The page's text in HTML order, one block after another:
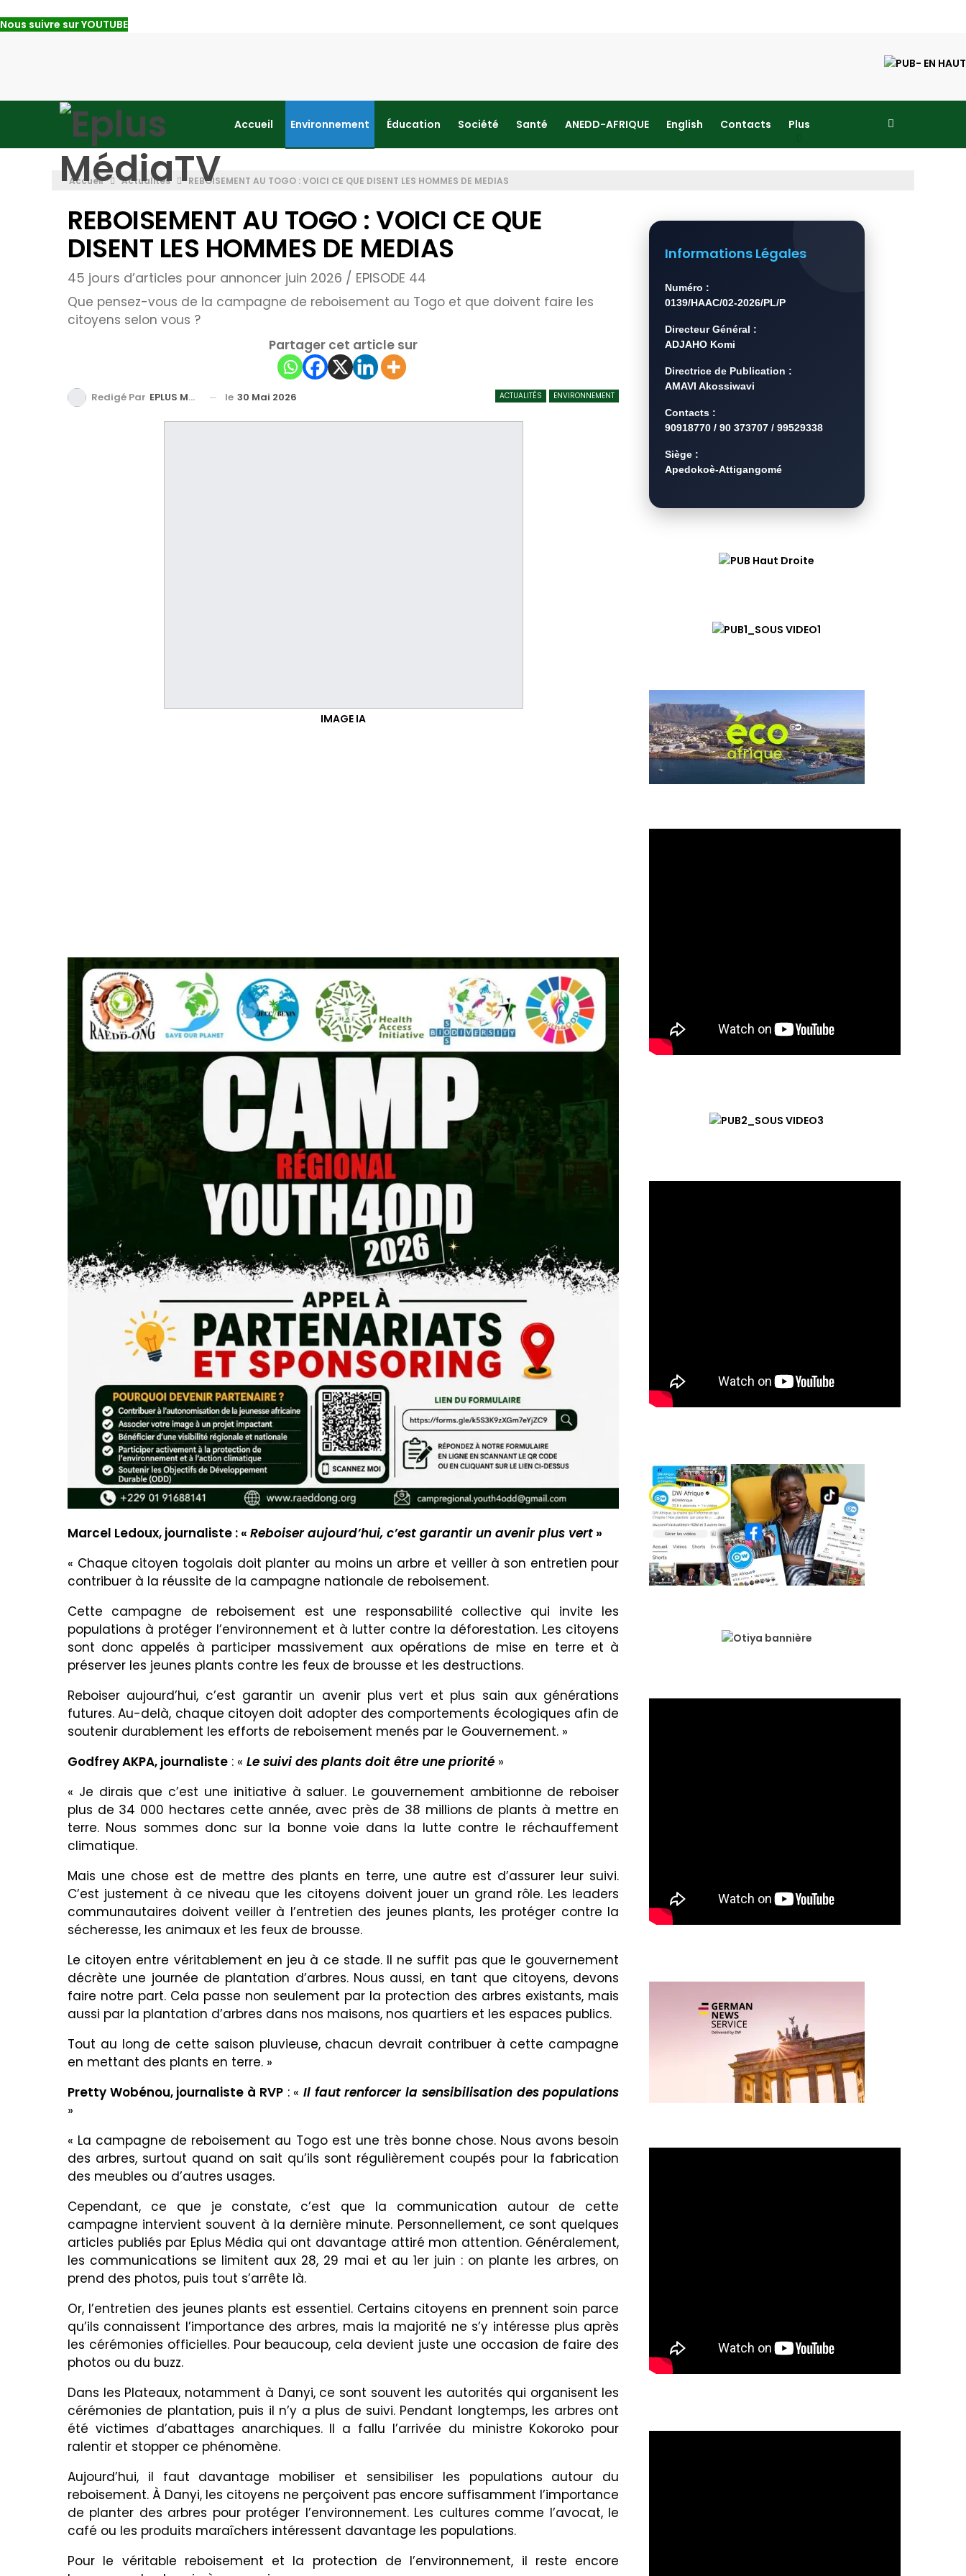
Nous suivre sur YOUTUBE
Accueil Environnement Éducation Société Santé ANEDD-AFRIQUE English Contacts Plus
Accueil Actualités REBOISEMENT AU TOGO : VOICI CE QUE DISENT LES HOMMES DE MEDIAS
REBOISEMENT AU TOGO : VOICI CE QUE
DISENT LES HOMMES DE MEDIAS
45 jours d’articles pour annoncer juin 2026 / EPISODE 44
Que pensez-vous de la campagne de reboisement au Togo et que doivent faire les
citoyens selon vous ?
Partager cet article sur
ACTUALITÉS ENVIRONNEMENT
Redigé Par EPLUS MEDIA TV le 30 Mai 2026
IMAGE IA
Marcel Ledoux, journaliste : « Reboiser aujourd’hui, c’est garantir un avenir plus vert »
« Chaque citoyen togolais doit planter au moins un arbre et veiller à son entretien pour
contribuer à la réussite de la campagne nationale de reboisement.
Cette campagne de reboisement est une responsabilité collective qui invite les
populations à protéger l’environnement et à lutter contre la déforestation. Les citoyens
sont donc appelés à participer massivement aux opérations de mise en terre et à
préserver les jeunes plants contre les feux de brousse et les destructions.
Reboiser aujourd’hui, c’est garantir un avenir plus vert et plus sain aux générations
futures. Au-delà, chaque citoyen doit adopter des comportements écologiques afin de
soutenir durablement les efforts de reboisement menés par le Gouvernement. »
Godfrey AKPA, journaliste : « Le suivi des plants doit être une priorité »
« Je dirais que c’est une initiative à saluer. Le gouvernement ambitionne de reboiser
plus de 34 000 hectares cette année, avec près de 38 millions de plants à mettre en
terre. Nous sommes donc sur la bonne voie dans la lutte contre le réchauffement
climatique.
Mais une chose est de mettre des plants en terre, une autre est d’assurer leur suivi.
C’est justement à ce niveau que les citoyens doivent jouer un grand rôle. Les leaders
communautaires doivent veiller à l’entretien des jeunes plants, les protéger contre la
sécheresse, les animaux et les feux de brousse.
Le citoyen entre véritablement en jeu à ce stade. Il ne suffit pas que le gouvernement
décrète une journée de plantation d’arbres. Nous aussi, en tant que citoyens, devons
faire notre part. Cela passe non seulement par la protection des arbres existants, mais
aussi par la plantation d’arbres dans nos maisons, nos quartiers et les espaces publics.
Tout au long de cette saison pluvieuse, chacun devrait contribuer à cette campagne
en mettant des plants en terre. »
Pretty Wobénou, journaliste à RVP: « Il faut renforcer la sensibilisation des populations
»
« La campagne de reboisement au Togo est une très bonne chose. Nous avons besoin
des arbres, surtout quand on sait qu’ils sont régulièrement coupés pour la fabrication
des meubles ou d’autres usages.
Cependant, ce que je constate, c’est que la communication autour de cette
campagne intervient souvent à la dernière minute. Personnellement, ce sont quelques
articles publiés par Eplus Média qui ont davantage attiré mon attention. Généralement,
les communications se limitent aux 28, 29 mai et au 1er juin : on plante les arbres, on
prend des photos, puis tout s’arrête là.
Or, l’entretien des jeunes plants est essentiel. Certains citoyens en prennent soin parce
qu’ils connaissent l’importance des arbres, mais la majorité ne s’y intéresse plus après
les cérémonies officielles. Pour beaucoup, cela devient juste une occasion de faire des
photos ou du buzz.
Dans les Plateaux, notamment à Danyi, ce sont souvent les autorités qui organisent les
cérémonies de plantation, puis il n’y a plus de suivi. Pendant longtemps, les arbres ont
été victimes d’abattages anarchiques. Il a fallu l’arrivée du ministre Kokoroko pour
ralentir et stopper ce phénomène.
Aujourd’hui, il faut davantage mobiliser et sensibiliser les populations autour du
reboisement. À Danyi, les citoyens ne perçoivent pas encore suffisamment l’importance
de planter des arbres pour protéger l’environnement. Les cultures comme l’avocat, le
café ou les produits maraîchers intéressent davantage les populations.
Pour le véritable reboisement et la protection de l’environnement, il reste encore
Informations Légales
Numéro :
0139/HAAC/02-2026/PL/P
Directeur Général :
ADJAHO Komi
Directrice de Publication :
AMAVI Akossiwavi
Contacts :
90918770 / 90 373707 / 99529338
Siège :
Apedokoè-Attigangomé